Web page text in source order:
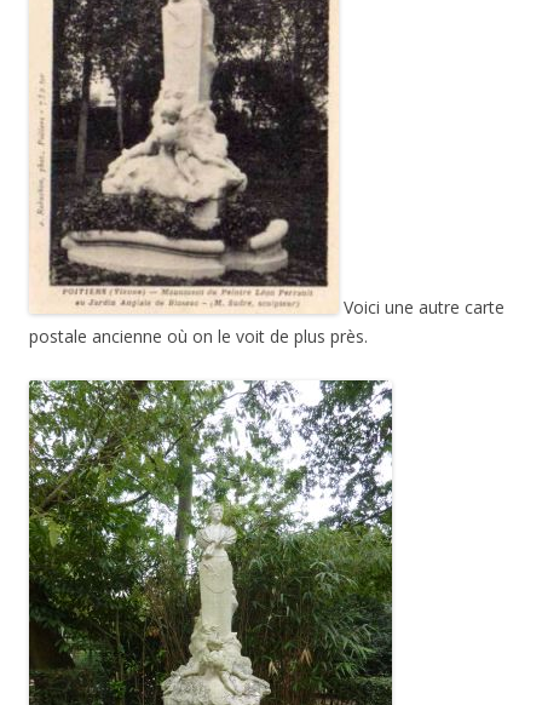
Voici une autre carte
postale ancienne où on le voit de plus près.